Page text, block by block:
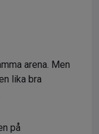
arena. Men
lika bra
på